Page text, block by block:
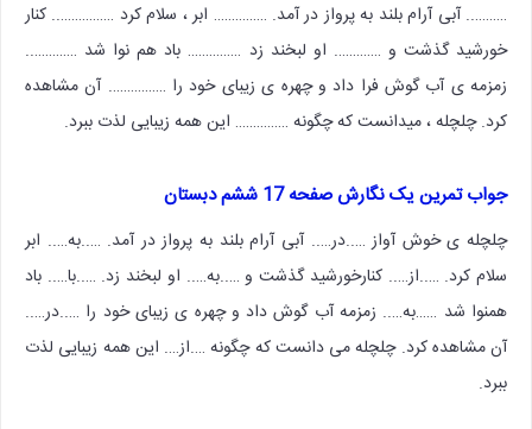
……….. آبی آرام بلند به پرواز در آمد. …………… ابر ، سلام کرد …………….. کنار
خورشید گذشت و …………. او لبخند زد …………… باد هم نوا شد …………..
زمزمه ی آب گوش فرا داد و چهره ی زیبای خود را ……………. آن مشاهده
کرد. چلچله ، میدانست که چگونه …………… این همه زیبایی لذت ببرد.
جواب تمرین یک نگارش صفحه 17 ششم دبستان
چلچله ی خوش آواز …..در….. آبی آرام بلند به پرواز در آمد. …..به….. ابر
سلام کرد. …..از….. کنارخورشید گذشت و …..به….. او لبخند زد. …..با….. باد
همنوا شد ……به….. زمزمه آب گوش داد و چهره ی زیبای خود را …..در…..
آن مشاهده کرد. چلچله می دانست که چگونه ….از…. این همه زیبایی لذت
ببرد.